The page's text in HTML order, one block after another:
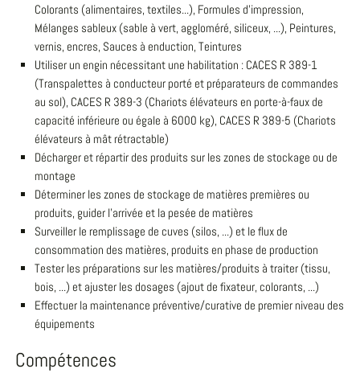
Colorants (alimentaires, textiles...), Formules d'impression,
Mélanges sableux (sable à vert, aggloméré, siliceux, ...), Peintures,
vernis, encres, Sauces à enduction, Teintures
Utiliser un engin nécessitant une habilitation : CACES R 389-1
(Transpalettes à conducteur porté et préparateurs de commandes
au sol), CACES R 389-3 (Chariots élévateurs en porte-à-faux de
capacité inférieure ou égale à 6000 kg), CACES R 389-5 (Chariots
élévateurs à mât rétractable)
Décharger et répartir des produits sur les zones de stockage ou de
montage
Déterminer les zones de stockage de matières premières ou
produits, guider l'arrivée et la pesée de matières
Surveiller le remplissage de cuves (silos, ...) et le flux de
consommation des matières, produits en phase de production
Tester les préparations sur les matières/produits à traiter (tissu,
bois, ...) et ajuster les dosages (ajout de fixateur, colorants, ...)
Effectuer la maintenance préventive/curative de premier niveau des
équipements
Compétences